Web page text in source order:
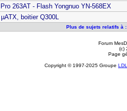
263AT - Flash Yongnuo YN-568EX
boitier Q300L
Plus de sujets relatifs à
Forum
(c)
Page
Copyright © 1997-2025 Groupe